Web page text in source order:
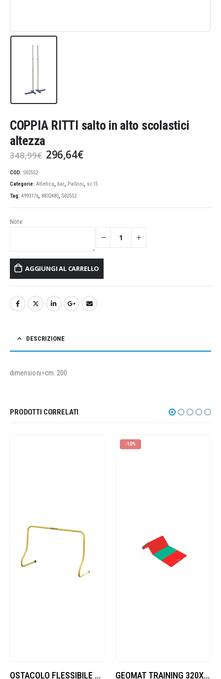
COPPIA RITTI salto in alto scolastici
altezza
348,99€ Il
prezzo
era:
348,99€.
296,64€Il
è:
COD: S02552
Categorie: Atletica, bar, Palloni, sc15
Tag: 4993176, 8832485, S02552
Note
AGGIUNGI AL CARRELLO
DESCRIZIONE
dimensioni=cm. 200
PRODOTTI CORRELATI
OSTACOLO FLESSIBILE CM 60
-10%
GEOMAT TRAINING 320X150X5